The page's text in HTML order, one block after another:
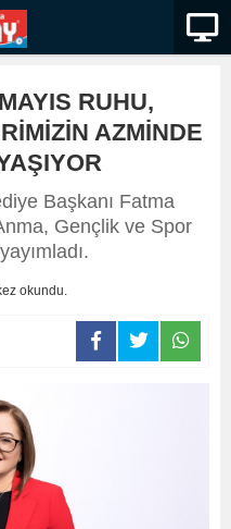
RUHU,
AZMİNDE
Başkanı Fatma
Gençlik ve Spor
okundu.